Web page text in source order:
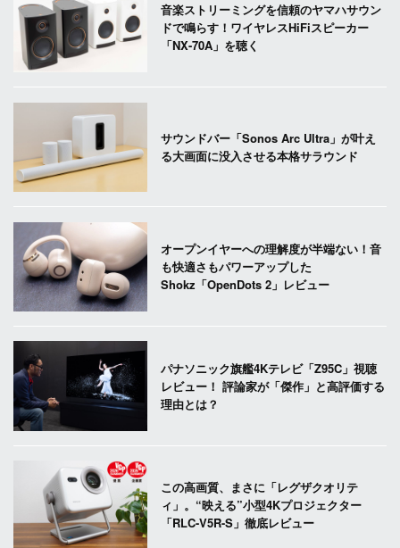
音楽ストリーミングを信頼のヤマハサウン
ドで鳴らす！ワイヤレスHiFiスピーカー
「NX-70A」を聴く
サウンドバー「Sonos Arc Ultra」が叶え
る大画面に没入させる本格サラウンド
オープンイヤーへの理解度が半端ない！音
も快適さもパワーアップした
Shokz「OpenDots 2」レビュー
パナソニック旗艦4Kテレビ「Z95C」視聴
レビュー！ 評論家が「傑作」と高評価する
理由とは？
この高画質、まさに「レグザクオリテ
ィ」。“映える”小型4Kプロジェクター
「RLC-V5R-S」徹底レビュー